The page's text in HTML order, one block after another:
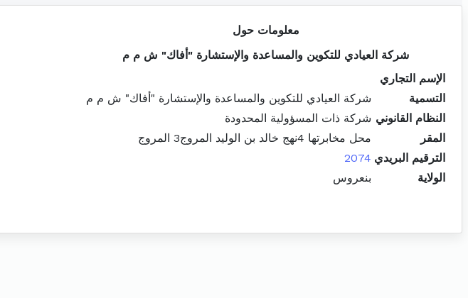
معلومات حول
شركة العيادي للتكوين والمساعدة والإستشارة "أفاك" ش م م
الإسم التجاري
التسمية
شركة العيادي للتكوين والمساعدة والإستشارة "أفاك" ش م م
النظام القانوني شركة ذات المسؤولية المحدودة
المقر
محل مخابرتها 4نهج خالد بن الوليد المروج3 المروج
الترقيم البريدي 2074
الولاية
بنعروس